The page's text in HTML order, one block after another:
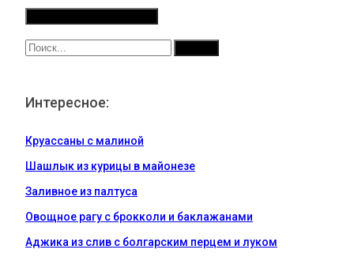
Интересное:
Круассаны с малиной
Шашлык из курицы в майонезе
Заливное из палтуса
Овощное рагу с брокколи и баклажанами
Аджика из слив с болгарским перцем и луком